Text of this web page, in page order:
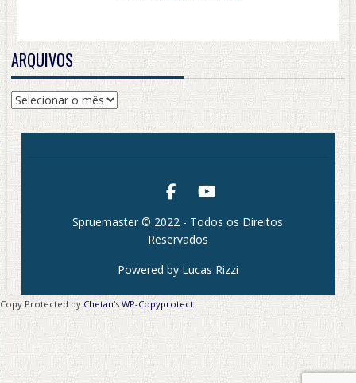
ARQUIVOS
Arquivos
Spruemaster © 2022 - Todos os Direitos
Reservados
Powered by Lucas Rizzi
Copy Protected by Chetan's WP-Copyprotect.